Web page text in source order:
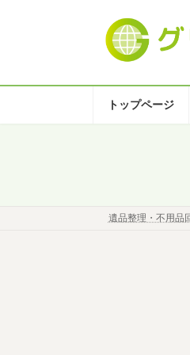
ツ
ス
シ
ン
トップページ
遺品整理・不用品